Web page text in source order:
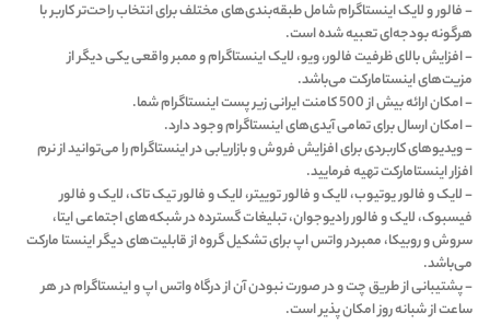
- فالور و لایک اینستاگرام شامل طبقه‌بندی‌های مختلف برای انتخاب راحت‌تر کاربر با
هرگونه بودجه‌ای تعبیه شده است.
- افزایش بالای ظرفیت فالور، ویو، لایک اینستاگرام و ممبر واقعی یکی دیگر از
مزیت‌های اینستامارکت می‌باشد.
- امکان ارائه بیش از 500 کامنت ایرانی زیر پست اینستاگرام شما.
- امکان ارسال برای تمامی آیدی‌های اینستاگرام وجود دارد.
- ویدیوهای کاربردی برای افزایش فروش و بازاریابی در اینستاگرام را می‌توانید از نرم
افزار اینستامارکت تهیه فرمایید.
- لایک و فالور یوتیوب، لایک و فالور توییتر، لایک و فالور تیک تاک، لایک و فالور
فیسبوک، لایک و فالور رادیوجوان، تبلیغات گسترده در شبکه‌های اجتماعی ایتا،
سروش و روبیکا، ممبردر واتس اپ برای تشکیل گروه از قابلیت‌های دیگر اینستا مارکت
می‌باشد.
- پشتیبانی از طریق چت و در صورت نبودن آن از درگاه واتس اپ و اینستاگرام در هر
ساعت از شبانه روز امکان پذیر است.